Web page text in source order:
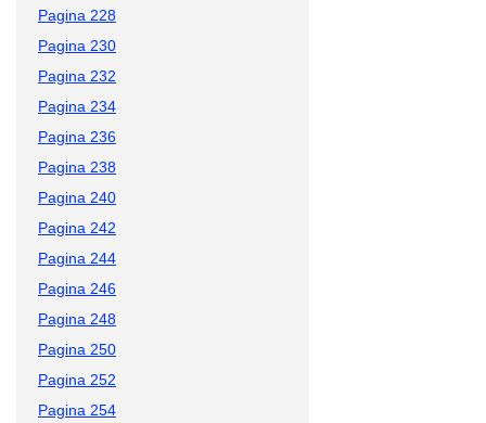
Pagina 228
Pagina 230
Pagina 232
Pagina 234
Pagina 236
Pagina 238
Pagina 240
Pagina 242
Pagina 244
Pagina 246
Pagina 248
Pagina 250
Pagina 252
Pagina 254